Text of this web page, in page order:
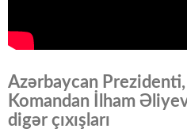
Azərbaycan
Komandan İlham
digər çıxışları